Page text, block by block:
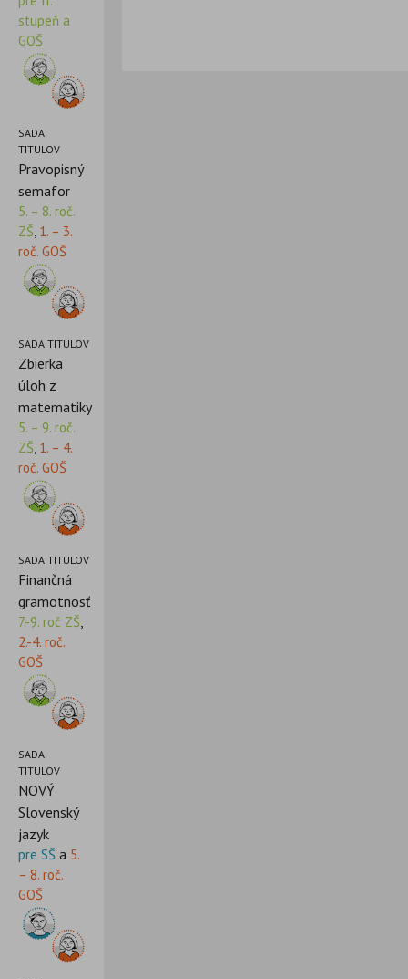
stupeň a
GOŠ
SADA
TITULOV
Pravopisný
semafor
5. – 8. roč.
ZŠ,1. – 3.
roč. GOŠ
SADA TITULOV
Zbierka
úloh z
matematiky
5. – 9. roč.
ZŠ, 1. – 4.
roč. GOŠ
SADA TITULOV
Finančná
gramotnosť
7.-9. roč ZŠ,
2.-4. roč.
GOŠ
SADA
TITULOV
NOVÝ
Slovenský
jazyk
pre SŠ a 5.
– 8. roč.
GOŠ